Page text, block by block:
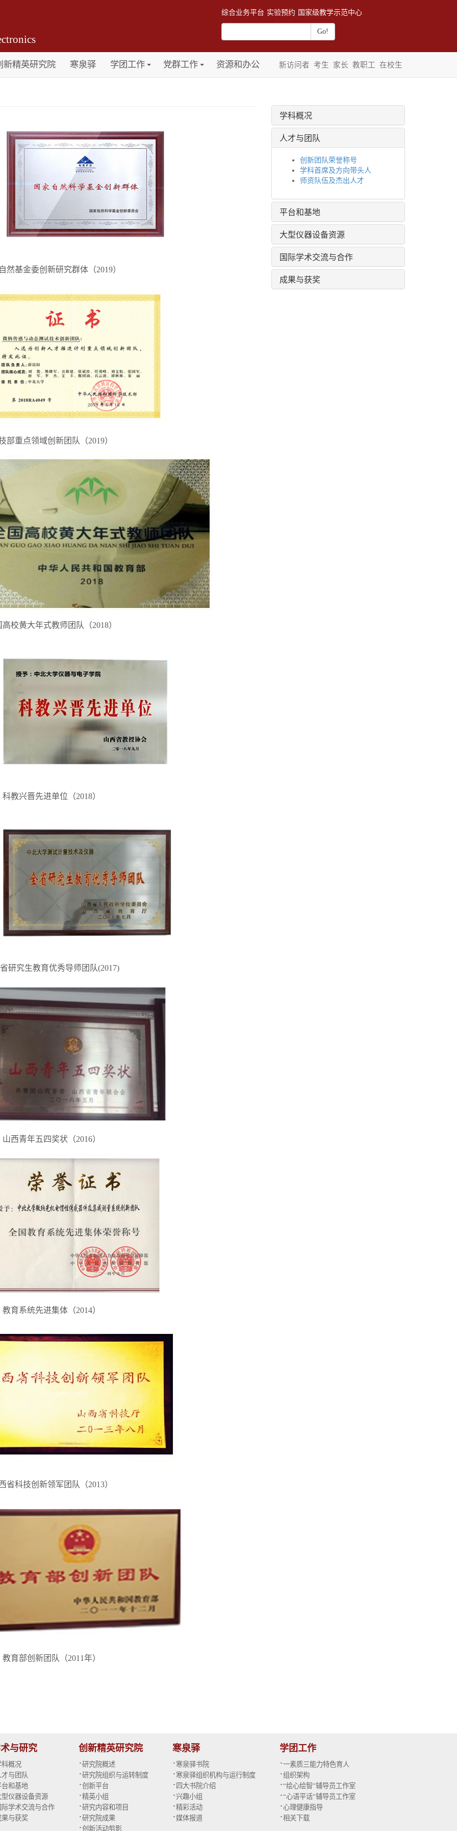
综合业务平台 实验预约 国家级教学示范中心
新精英研究院 寒泉驿 学团工作 党群工作 资源和办公 新访问者 考生 家长 教职工 在校生
然基金委创新研究群体（2019）
部重点领域创新团队（2019）
高校黄大年式教师团队（2018）
科教兴晋先进单位（2018）
研究生教育优秀导师团队(2017)
山西青年五四奖状（2016）
教育系统先进集体（2014）
省科技创新领军团队（2013）
教育部创新团队（2011年）
学科概况
人才与团队
创新团队荣誉称号
学科首席及方向带头人
师资队伍及杰出人才
平台和基地
大型仪器设备资源
国际学术交流与合作
成果与获奖
与研究
科概况
才与团队
台和基地
型仪器设备资源
际学术交流与合作
果与获奖
创新精英研究院
·研究院概述
·研究院组织与运转制度
·创新平台
·精英小组
·研究内容和项目
·研究院成果
·创新活动剪影
寒泉驿
· 寒泉驿书院
· 寒泉驿组织机构与运行制度
· 四大书院介绍
·兴趣小组
·精彩活动
·媒体报道
学团工作
·一素质三能力特色育人
·组织架构
·“绘心绘智”辅导员工作室
·“心语平话”辅导员工作室
· 心理健康指导
·相关下载